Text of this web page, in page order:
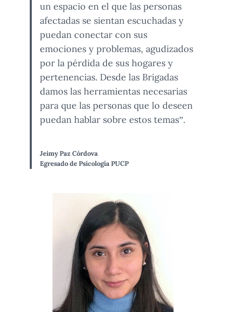
un espacio en el que las personas
afectadas se sientan escuchadas y
puedan conectar con sus
emociones y problemas, agudizados
por la pérdida de sus hogares y
pertenencias. Desde las Brigadas
damos las herramientas necesarias
para que las personas que lo deseen
puedan hablar sobre estos temas”.
Jeimy Paz Córdova
Egresado de Psicología PUCP